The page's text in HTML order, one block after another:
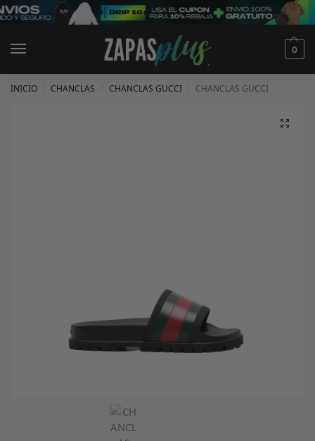
0
INICIO CHANCLAS CHANCLAS GUCCI CHANCLAS GUCCI